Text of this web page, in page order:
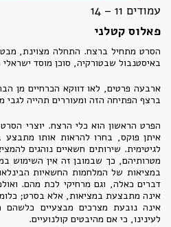
עמודים 11 – 14
פאלוס קטלני
הסרט מתחיל ברצח. התחלה מצוינת,
באיסטנבול שבטורקיה, סוכן מוסד
ארבעה פרטים, לאו דווקא הכרחיים מן
ברצף הפתיחה הזה ומעוררים תהייה לגבי
הפרט הראשון הוא כלי הרצח. יוצרי
איתן פוקס, בחרו להראות אותו
לגיטימית. שירותים חשאיים נוהגים
מטרותיהם, כך שבמובן זה אין השימוש
במציאות של המלחמות החשאיות
דברים כאלה, וגם מרחיקי לכת מהם.
אינה מתבצעת במציאות, אלא בסרט;
אינה נובעת מצרכים מבצעיים כלשהם
לעינינו, כי אם מהיבטים קולנועיים.